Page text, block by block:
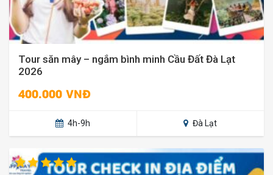
Tour săn mây – ngắm bình minh Cầu Đất Đà Lạt
2026
400.000 VNĐ
4h-9h Đà Lạt